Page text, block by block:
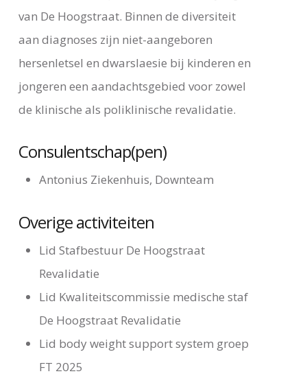
van De Hoogstraat. Binnen de diversiteit
aan diagnoses zijn niet-aangeboren
hersenletsel en dwarslaesie bij kinderen en
jongeren een aandachtsgebied voor zowel
de klinische als poliklinische revalidatie.
Consulentschap(pen)
Antonius Ziekenhuis, Downteam
Overige activiteiten
Lid Stafbestuur De Hoogstraat
Revalidatie
Lid Kwaliteitscommissie medische staf
De Hoogstraat Revalidatie
Lid body weight support system groep
FT 2025